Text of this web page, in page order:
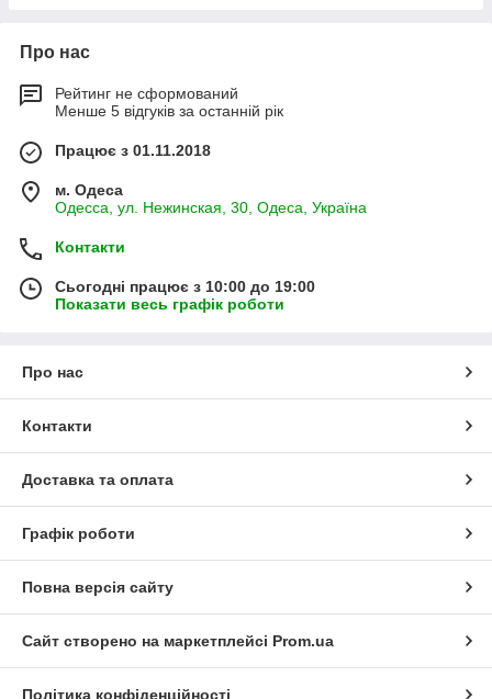
Про нас
Рейтинг не сформований
Менше 5 відгуків за останній рік
Працює з 01.11.2018
м. Одеса
Одесса, ул. Нежинская, 30, Одеса, Україна
Контакти
Сьогодні працює з 10:00 до 19:00
Показати весь графік роботи
Про нас
Контакти
Доставка та оплата
Графік роботи
Повна версія сайту
Сайт створено на маркетплейсі Prom.ua
Політика конфіденційності